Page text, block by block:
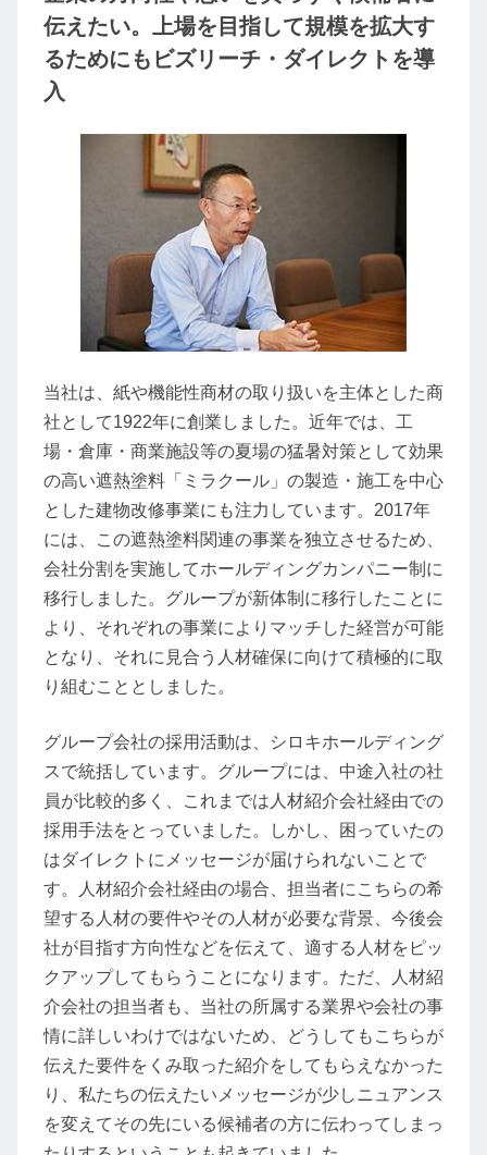
伝えたい。上場を目指して規模を拡大す
るためにもビズリーチ・ダイレクトを導
入
当社は、紙や機能性商材の取り扱いを主体とした商
社として1922年に創業しました。近年では、工
場・倉庫・商業施設等の夏場の猛暑対策として効果
の高い遮熱塗料「ミラクール」の製造・施工を中心
とした建物改修事業にも注力しています。2017年
には、この遮熱塗料関連の事業を独立させるため、
会社分割を実施してホールディングカンパニー制に
移行しました。グループが新体制に移行したことに
より、それぞれの事業によりマッチした経営が可能
となり、それに見合う人材確保に向けて積極的に取
り組むこととしました。
グループ会社の採用活動は、シロキホールディング
スで統括しています。グループには、中途入社の社
員が比較的多く、これまでは人材紹介会社経由での
採用手法をとっていました。しかし、困っていたの
はダイレクトにメッセージが届けられないことで
す。人材紹介会社経由の場合、担当者にこちらの希
望する人材の要件やその人材が必要な背景、今後会
社が目指す方向性などを伝えて、適する人材をピッ
クアップしてもらうことになります。ただ、人材紹
介会社の担当者も、当社の所属する業界や会社の事
情に詳しいわけではないため、どうしてもこちらが
伝えた要件をくみ取った紹介をしてもらえなかった
り、私たちの伝えたいメッセージが少しニュアンス
を変えてその先にいる候補者の方に伝わってしまっ